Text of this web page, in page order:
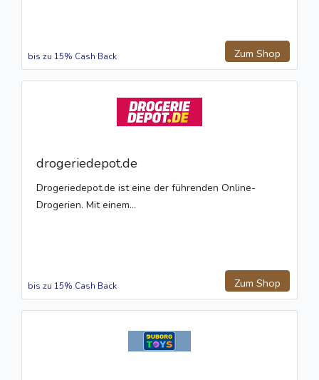
Zum Shop
bis zu 15% Cash Back
drogeriedepot.de
Drogeriedepot.de ist eine der führenden Online-
Drogerien. Mit einem...
Zum Shop
bis zu 15% Cash Back